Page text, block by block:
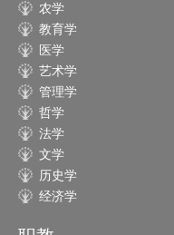
农学
教育学
医学
艺术学
管理学
哲学
法学
文学
历史学
经济学